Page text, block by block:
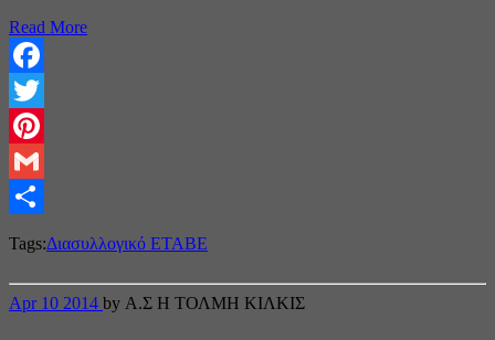
Read More
Facebook
Twitter
Pinterest
Gmail
Tags:Διασυλλογικό ΕΤΑΒΕ
Apr 10 2014 by Α.Σ Η ΤΟΛΜΗ ΚΙΛΚΙΣ